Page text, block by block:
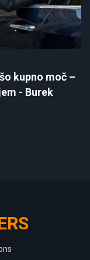
kupno moč –
- Burek